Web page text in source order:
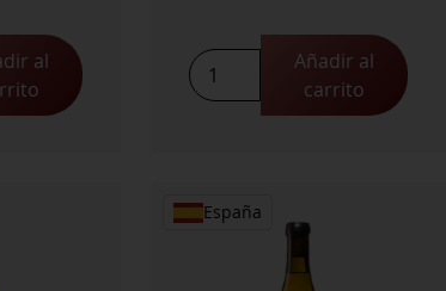
al
Chuvisca
Galega
Añadir al
carrito
España